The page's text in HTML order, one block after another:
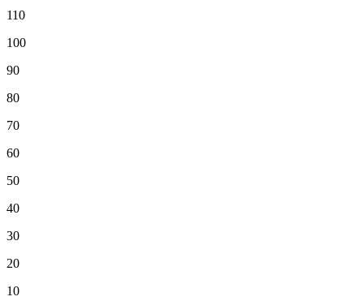
110
100
90
80
70
60
50
40
30
20
10